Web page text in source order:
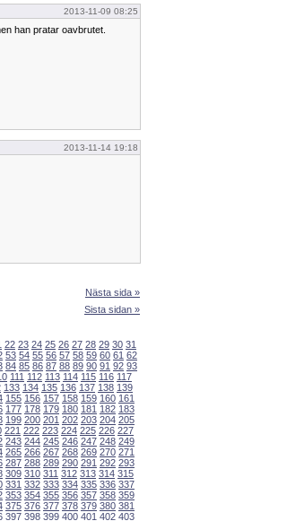
2013-11-09 08:25
han pratar oavbrutet.
2013-11-14 19:18
Nästa sida »
Sista sidan »
22 23 24 25 26 27 28 29 30 31
53 54 55 56 57 58 59 60 61 62
84 85 86 87 88 89 90 91 92 93
111 112 113 114 115 116 117
133 134 135 136 137 138 139
155 156 157 158 159 160 161
177 178 179 180 181 182 183
199 200 201 202 203 204 205
221 222 223 224 225 226 227
243 244 245 246 247 248 249
265 266 267 268 269 270 271
287 288 289 290 291 292 293
309 310 311 312 313 314 315
331 332 333 334 335 336 337
353 354 355 356 357 358 359
375 376 377 378 379 380 381
397 398 399 400 401 402 403